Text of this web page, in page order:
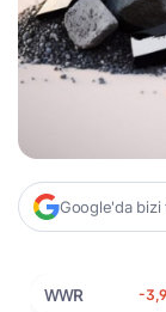
Google'da
WWR -